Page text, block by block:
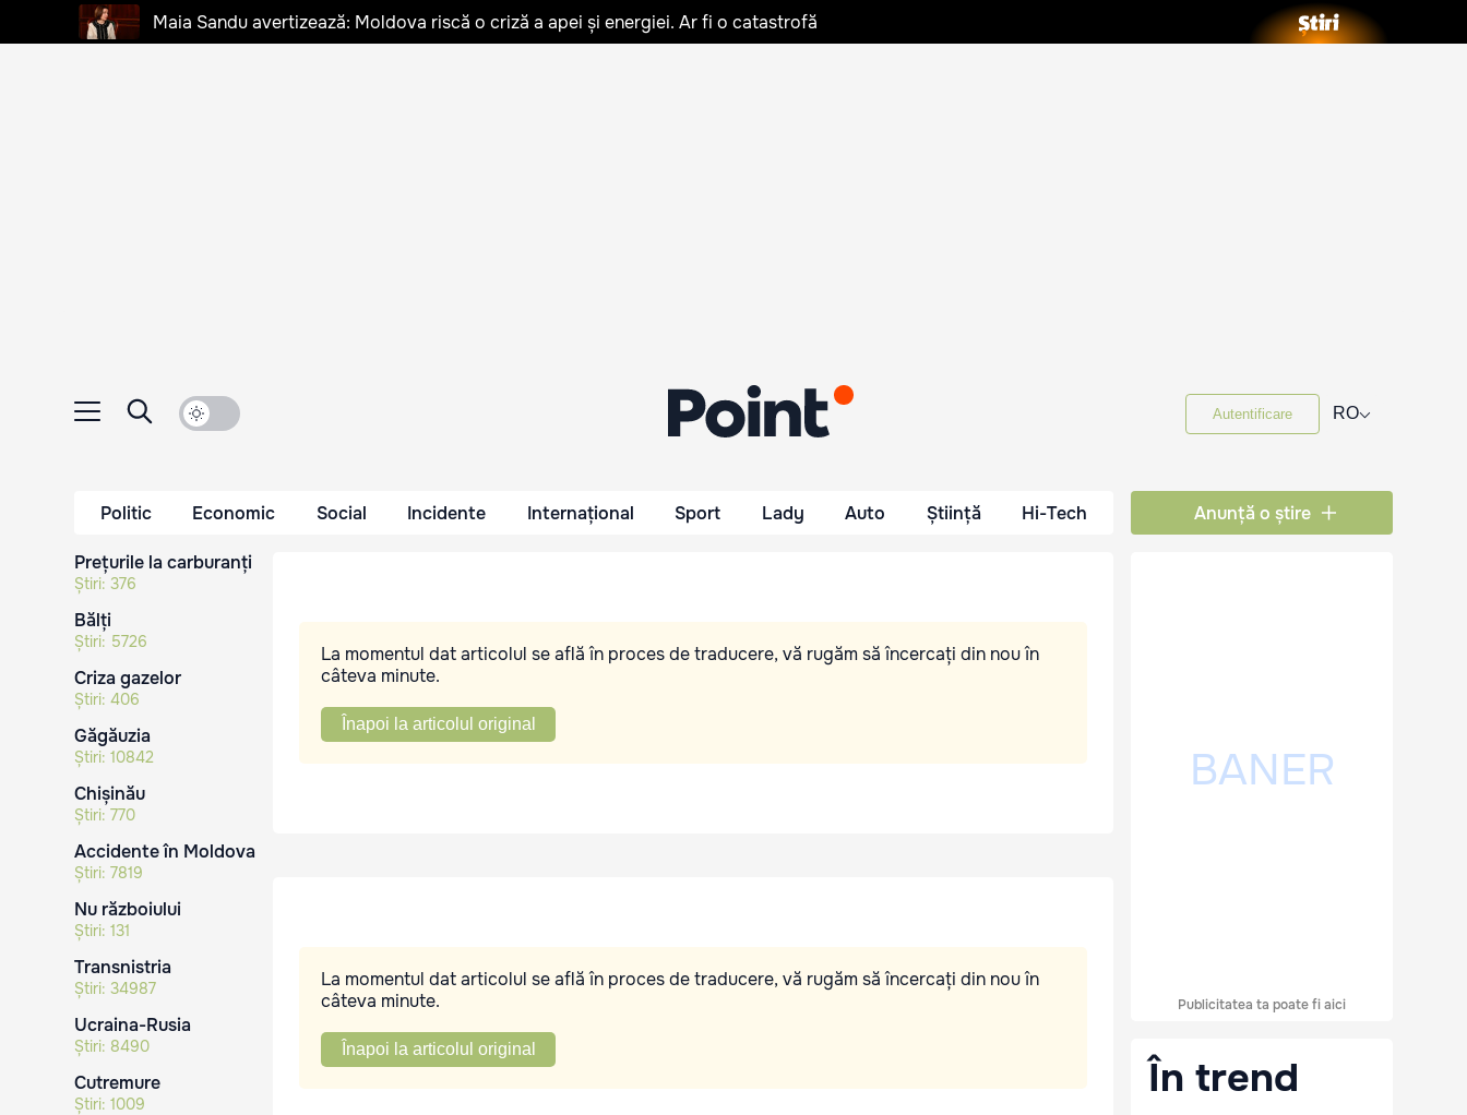
Maia Sandu avertizează: Moldova riscă o criză a apei și energiei. Ar fi o catastrofă
Autentificare RO⌵
Politic Economic Social Incidente Internațional Sport Lady Auto Știință Hi-Tech Anunță o știre
Prețurile la carburanți
Știri: 376
Bălți
Știri: 5726
Criza gazelor
Știri: 406
Găgăuzia
Știri: 10842
Chișinău
Știri: 770
Accidente în Moldova
Știri: 7819
Nu războiului
Știri: 131
Transnistria
Știri: 34987
Ucraina-Rusia
Știri: 8490
Cutremure
Știri: 1009
La momentul dat articolul se află în proces de traducere, vă rugăm să încercați din nou în
câteva minute.
Înapoi la articolul original
La momentul dat articolul se află în proces de traducere, vă rugăm să încercați din nou în
câteva minute.
Înapoi la articolul original
Publicitatea ta poate fi aici
În trend